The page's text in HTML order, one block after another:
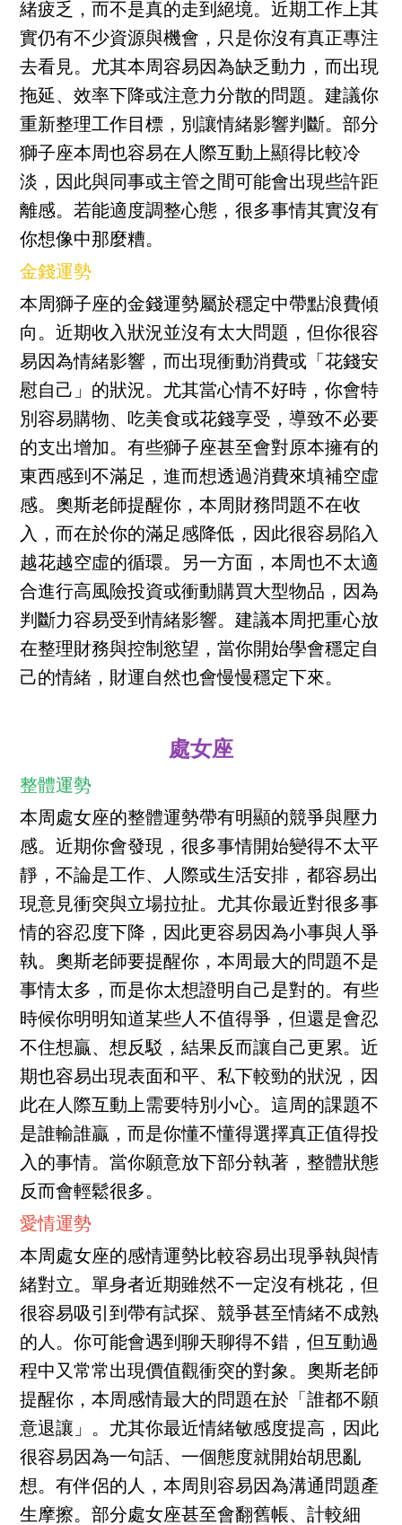
緒疲乏，而不是真的走到絕境。近期工作上其
實仍有不少資源與機會，只是你沒有真正專注
去看見。尤其本周容易因為缺乏動力，而出現
拖延、效率下降或注意力分散的問題。建議你
重新整理工作目標，別讓情緒影響判斷。部分
獅子座本周也容易在人際互動上顯得比較冷
淡，因此與同事或主管之間可能會出現些許距
離感。若能適度調整心態，很多事情其實沒有
你想像中那麼糟。
金錢運勢
本周獅子座的金錢運勢屬於穩定中帶點浪費傾
向。近期收入狀況並沒有太大問題，但你很容
易因為情緒影響，而出現衝動消費或「花錢安
慰自己」的狀況。尤其當心情不好時，你會特
別容易購物、吃美食或花錢享受，導致不必要
的支出增加。有些獅子座甚至會對原本擁有的
東西感到不滿足，進而想透過消費來填補空虛
感。奧斯老師提醒你，本周財務問題不在收
入，而在於你的滿足感降低，因此很容易陷入
越花越空虛的循環。另一方面，本周也不太適
合進行高風險投資或衝動購買大型物品，因為
判斷力容易受到情緒影響。建議本周把重心放
在整理財務與控制慾望，當你開始學會穩定自
己的情緒，財運自然也會慢慢穩定下來。
處女座
整體運勢
本周處女座的整體運勢帶有明顯的競爭與壓力
感。近期你會發現，很多事情開始變得不太平
靜，不論是工作、人際或生活安排，都容易出
現意見衝突與立場拉扯。尤其你最近對很多事
情的容忍度下降，因此更容易因為小事與人爭
執。奧斯老師要提醒你，本周最大的問題不是
事情太多，而是你太想證明自己是對的。有些
時候你明明知道某些人不值得爭，但還是會忍
不住想贏、想反駁，結果反而讓自己更累。近
期也容易出現表面和平、私下較勁的狀況，因
此在人際互動上需要特別小心。這周的課題不
是誰輸誰贏，而是你懂不懂得選擇真正值得投
入的事情。當你願意放下部分執著，整體狀態
反而會輕鬆很多。
愛情運勢
本周處女座的感情運勢比較容易出現爭執與情
緒對立。單身者近期雖然不一定沒有桃花，但
很容易吸引到帶有試探、競爭甚至情緒不成熟
的人。你可能會遇到聊天聊得不錯，但互動過
程中又常常出現價值觀衝突的對象。奧斯老師
提醒你，本周感情最大的問題在於「誰都不願
意退讓」。尤其你最近情緒敏感度提高，因此
很容易因為一句話、一個態度就開始胡思亂
想。有伴侶的人，本周則容易因為溝通問題產
生摩擦。部分處女座甚至會翻舊帳、計較細